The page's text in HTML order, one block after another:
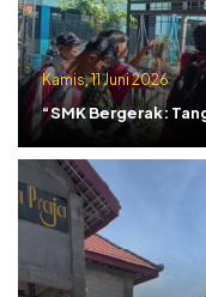
Kamis, 11 Juni 2026
“SMK Bergerak: